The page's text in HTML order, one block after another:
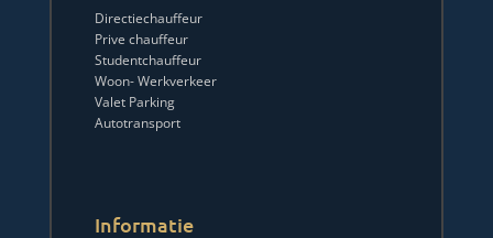
Directiechauffeur
Prive chauffeur
Studentchauffeur
Woon- Werkverkeer
Valet Parking
Autotransport
Informatie